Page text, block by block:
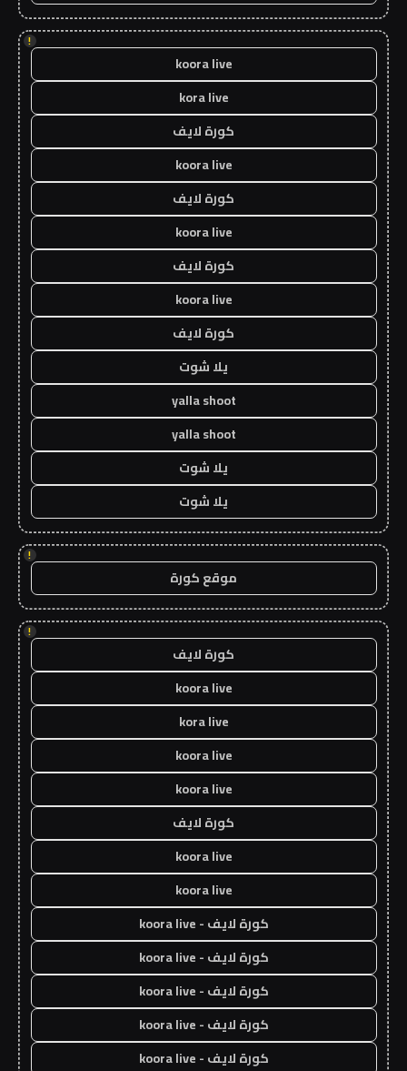
!
koora live
kora live
كورة لايف
koora live
كورة لايف
koora live
كورة لايف
koora live
كورة لايف
يلا شوت
yalla shoot
yalla shoot
يلا شوت
يلا شوت
!
موقع كورة
!
كورة لايف
koora live
kora live
koora live
koora live
كورة لايف
koora live
koora live
كورة لايف - koora live
كورة لايف - koora live
كورة لايف - koora live
كورة لايف - koora live
كورة لايف - koora live